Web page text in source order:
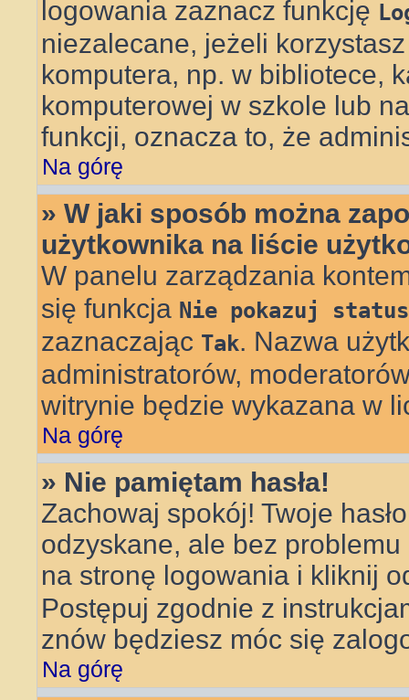
logowania zaznacz funkcję
niezalecane, jeżeli
komputera, np. w bibliotece,
komputerowej w szkole lub
funkcji, oznacza to, że
Na górę
» W jaki sposób można
użytkownika na liście
W panelu zarządzania
się funkcja Nie pokazuj
zaznaczając Tak. Nazwa
administratorów,
witrynie będzie wykazana w
Na górę
» Nie pamiętam hasła!
Zachowaj spokój! Twoje
odzyskane, ale bez
na stronę logowania i kliknij
Postępuj zgodnie z
znów będziesz móc się
Na górę